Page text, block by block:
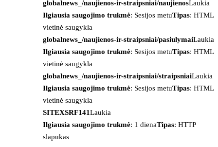
globalnews_/naujienos-ir-straipsniai/naujienosLaukia
Ilgiausia saugojimo trukmė: Sesijos metuTipas: HTML
vietinė saugykla
globalnews_/naujienos-ir-straipsniai/pasiulymaiLaukia
Ilgiausia saugojimo trukmė: Sesijos metuTipas: HTML
vietinė saugykla
globalnews_/naujienos-ir-straipsniai/straipsniaiLaukia
Ilgiausia saugojimo trukmė: Sesijos metuTipas: HTML
vietinė saugykla
SITEXSRF141Laukia
Ilgiausia saugojimo trukmė: 1 dienaTipas: HTTP
slapukas